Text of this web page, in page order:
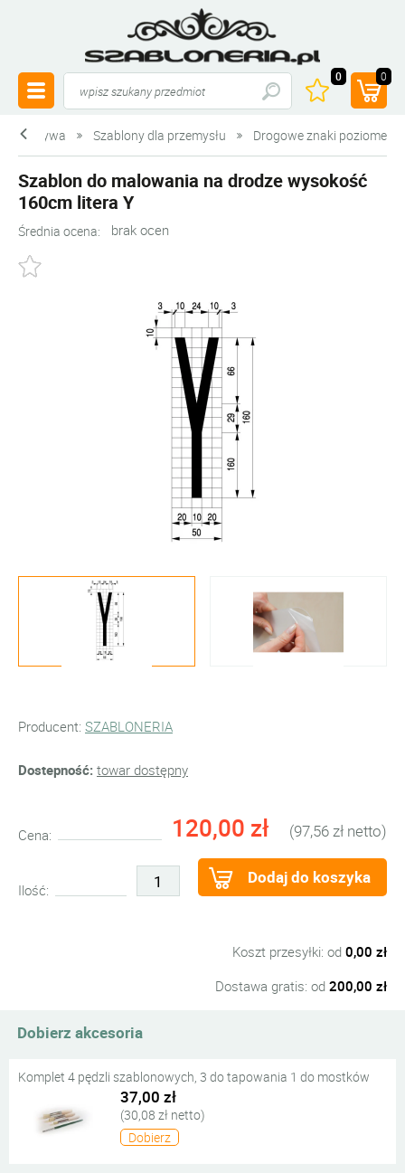
0 0
tworzywa Szablony dla przemysłu Drogowe znaki poziome
Szablon do malowania na drodze wysokość
160cm litera Y
Średnia ocena: brak ocen
Producent: SZABLONERIA
Dostepność: towar dostępny
Cena: 120,00 zł (97,56 zł netto)
Ilość:
Dodaj do koszyka
Koszt przesyłki: od 0,00 zł
Dostawa gratis: od 200,00 zł
Dobierz akcesoria
Komplet 4 pędzli szablonowych, 3 do tapowania 1 do mostków
37,00 zł
(30,08 zł netto)
Dobierz